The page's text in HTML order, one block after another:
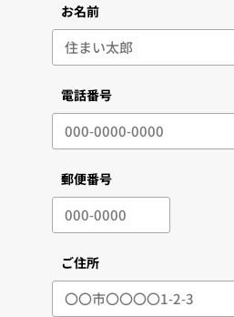
お名前
電話番号
郵便番号
ご住所